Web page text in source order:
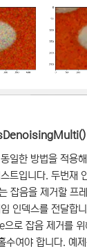
일한 방법을 적용
트입니다. 두번재
음을 제거할 프레
인덱스를 전달합
잡음 제거를 위
수여야 합니다. 예